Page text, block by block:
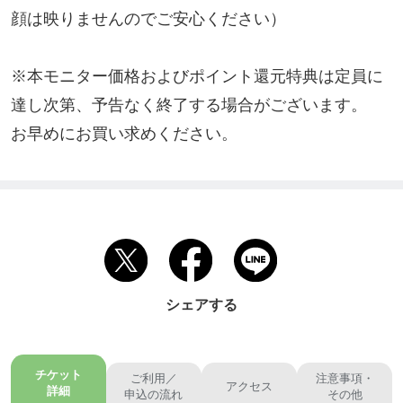
顔は映りませんのでご安心ください）
※本モニター価格およびポイント還元特典は定員に
達し次第、予告なく終了する場合がございます。
お早めにお買い求めください。
シェアする
チケット
詳細
ご利用／
申込の流れ
アクセス
注意事項・
その他